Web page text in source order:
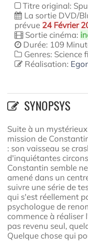
Titre original:
La sortie DVD/
prévue 24 Février
Sortie cinéma:
Durée: 109
Genres: Science
Réalisation:
SYNOPSYS
Suite à un
mission de
: son vaisseau se
d'inquiétantes
Constantin semble
amené dans un
suivre une série de
qui s'est réellement
psychologue de
commence à
pas revenu seul,
Quelque chose qui